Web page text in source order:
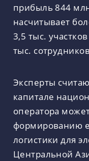
прибыль 844
насчитывает
3,5 тыс.
тыс.
Эксперты
капитале
оператора
формированию
логистики для
Центральной